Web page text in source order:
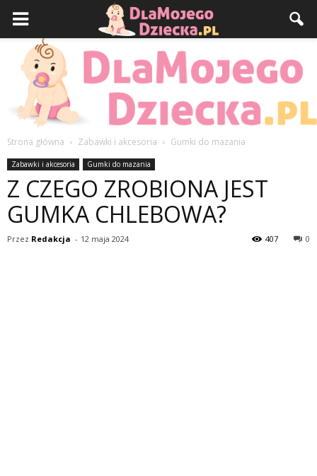
Strona główna Zabawki i akcesoria Gumki do mazania
Zabawki i akcesoria Gumki do mazania
Z CZEGO ZROBIONA JEST
GUMKA CHLEBOWA?
Przez Redakcja - 12 maja 2024 0
407